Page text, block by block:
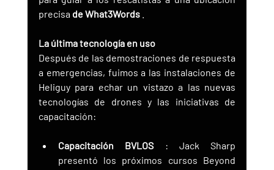
precisa de What3Words .
La última tecnología en uso
Después de las demostraciones de respuesta
a emergencias, fuimos a las instalaciones de
Heliguy para echar un vistazo a las nuevas
tecnologías de drones y las iniciativas de
capacitación:
Capacitación BVLOS : Jack Sharp
presentó los próximos cursos Beyond